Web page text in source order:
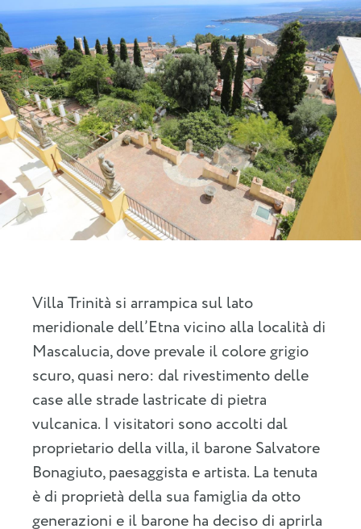
Villa Trinità si arrampica sul lato
meridionale dell’Etna vicino alla località di
Mascalucia, dove prevale il colore grigio
scuro, quasi nero: dal rivestimento delle
case alle strade lastricate di pietra
vulcanica. I visitatori sono accolti dal
proprietario della villa, il barone Salvatore
Bonagiuto, paesaggista e artista. La tenuta
è di proprietà della sua famiglia da otto
generazioni e il barone ha deciso di aprirla